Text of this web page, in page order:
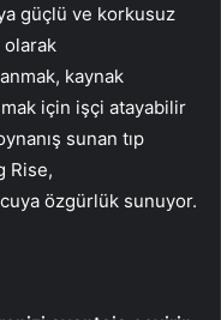
güçlü ve korkusuz
olarak
kaynak
için işçi atayabilir
sunan tıp
Rise,
özgürlük sunuyor.